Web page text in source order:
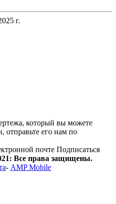
г.
который вы можете
отправьте его нам по
почте Подписаться
Все права защищены.
- AMP Mobile